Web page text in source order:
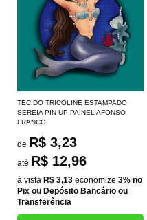
TECIDO TRICOLINE ESTAMPADO
SEREIA PIN UP PAINEL AFONSO
FRANCO
de R$ 3,23
até R$ 12,96
à vista R$ 3,13 economize 3% no
Pix ou Depósito Bancário ou
Transferência